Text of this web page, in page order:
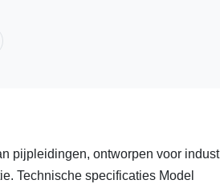
pijpleidingen, ontworpen voor
Technische specificaties Model